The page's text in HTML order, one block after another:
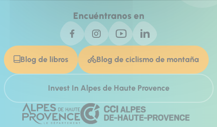
Encuéntranos en
Blog de libros Blog de ciclismo de montaña
Invest In Alpes de Haute Provence